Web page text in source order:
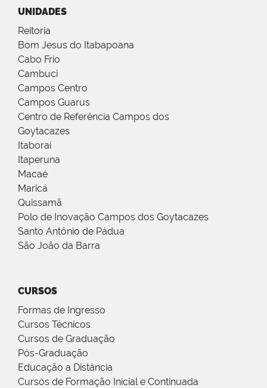
UNIDADES
Reitoria
Bom Jesus do Itabapoana
Cabo Frio
Cambuci
Campos Centro
Campos Guarus
Centro de Referência Campos dos
Goytacazes
Itaboraí
Itaperuna
Macaé
Maricá
Quissamã
Polo de Inovação Campos dos Goytacazes
Santo Antônio de Pádua
São João da Barra
CURSOS
Formas de Ingresso
Cursos Técnicos
Cursos de Graduação
Pós-Graduação
Educação a Distância
Cursos de Formação Inicial e Continuada